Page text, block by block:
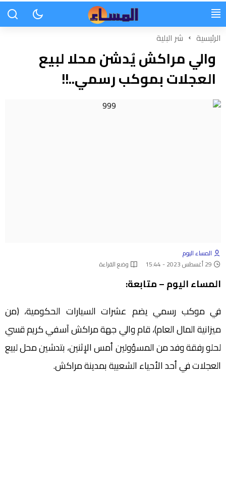
الرئيسية شر البلية
والي مراكش يُدشن محلا لبيع
العجلات بموكب رسمي..!!
المساء اليوم
29 أغسطس 2023 - 15:44
وضع القراءة
المساء اليوم – متابعة:
في موكب رسمي يضم عشرات السيارات الحكومية، (من
ميزانية المال العام)، قام والي جهة مراكش آسفي كريم قسي
لحلو رفقة وفد من المسؤولين أمس الإثنين، بتدشين محل لبيع
العجلات في أحد الأحياء الشعبية بمدينة مراكش.